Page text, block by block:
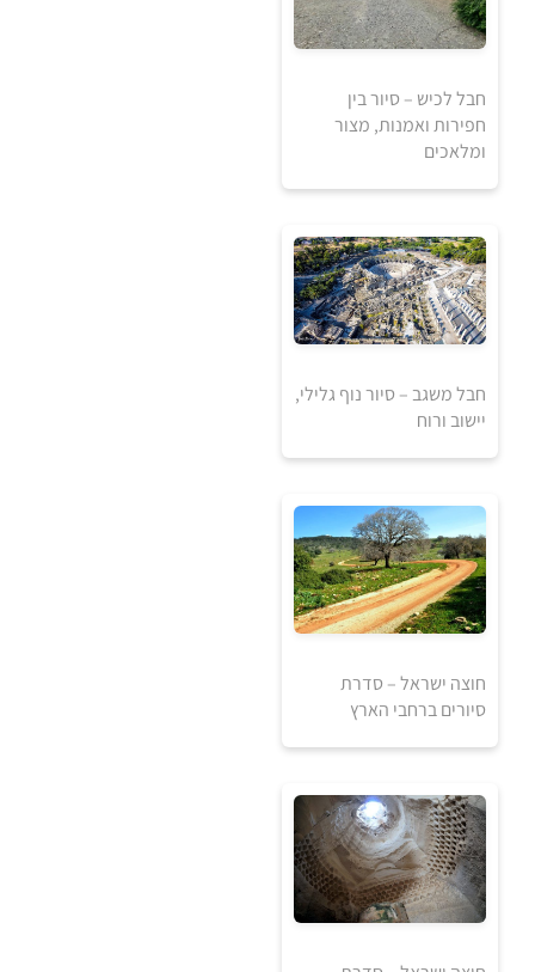
250
₪
למידע ולרכישה
חבל לכיש – סיור בין
חפירות ואמנות, מצור
ומלאכים
250
למידע ולרכישה
חבל משגב – סיור נוף גלילי,
יישוב ורוח
1
₪
1840
חוצה ישראל – סדרת
סיורים ברחבי הארץ